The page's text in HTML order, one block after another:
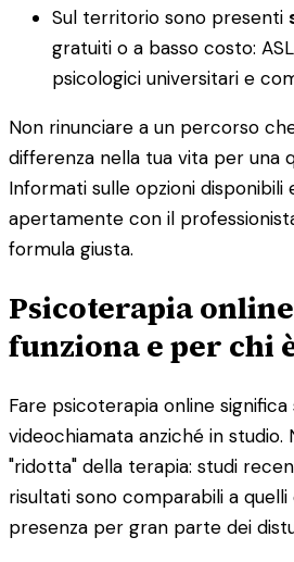
Sul territorio sono presenti
gratuiti o a basso costo:
psicologici universitari e
Non rinunciare a un percorso
differenza nella tua vita per una
Informati sulle opzioni disponibili
apertamente con il
formula giusta.
Psicoterapia
funziona e per chi
Fare psicoterapia online
videochiamata anziché in studio.
"ridotta" della terapia: studi
risultati sono comparabili a quelli
presenza per gran parte dei